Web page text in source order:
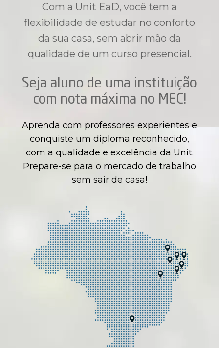
Com a Unit EaD, você tem a
flexibilidade de estudar no conforto
da sua casa, sem abrir mão da
qualidade de um curso presencial.
Seja aluno de uma instituição
com nota máxima no MEC!
Aprenda com professores experientes e
conquiste um diploma reconhecido,
com a qualidade e excelência da Unit.
Prepare-se para o mercado de trabalho
sem sair de casa!